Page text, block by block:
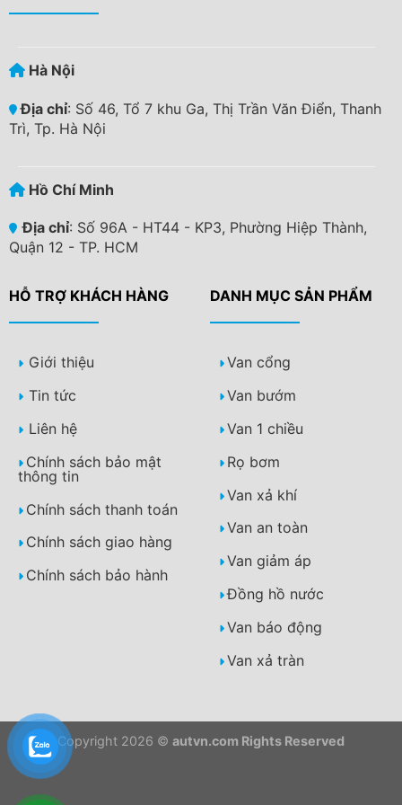
Hà Nội
Địa chỉ: Số 46, Tổ 7 khu Ga, Thị Trần Văn Điển, Thanh
Trì, Tp. Hà Nội
Hồ Chí Minh
Địa chỉ: Số 96A - HT44 - KP3, Phường Hiệp Thành,
Quận 12 - TP. HCM
HỖ TRỢ KHÁCH HÀNG DANH MỤC SẢN PHẨM
Giới thiệu
Tin tức
Liên hệ
Chính sách bảo mật
thông tin
Chính sách thanh toán
Chính sách giao hàng
Chính sách bảo hành
Van cổng
Van bướm
Van 1 chiều
Rọ bơm
Van xả khí
Van an toàn
Van giảm áp
Đồng hồ nước
Van báo động
Van xả tràn
Copyright 2026 © autvn.com Rights Reserved